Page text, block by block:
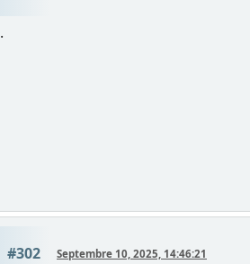
.
#302 Septembre 10, 2025, 14:46:21